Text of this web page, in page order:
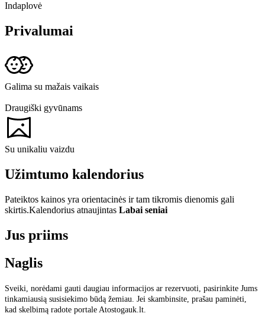
Indaplovė
Privalumai
Galima su mažais vaikais
Draugiški gyvūnams
Su unikaliu vaizdu
Užimtumo kalendorius
Pateiktos kainos yra orientacinės ir tam tikromis dienomis gali
skirtis.Kalendorius atnaujintas Labai seniai
Jus priims
Naglis
Sveiki, norėdami gauti daugiau informacijos ar rezervuoti, pasirinkite Jums
tinkamiausią susisiekimo būdą žemiau. Jei skambinsite, prašau paminėti,
kad skelbimą radote portale Atostogauk.lt.